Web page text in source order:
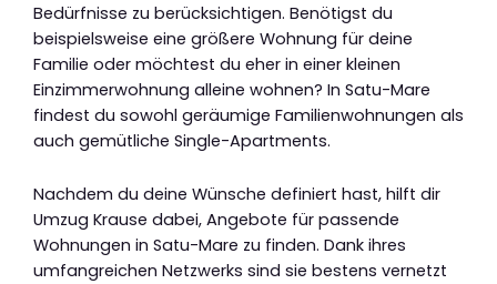
Bedürfnisse zu berücksichtigen. Benötigst du
beispielsweise eine größere Wohnung für deine
Familie oder möchtest du eher in einer kleinen
Einzimmerwohnung alleine wohnen? In Satu-Mare
findest du sowohl geräumige Familienwohnungen als
auch gemütliche Single-Apartments.
Nachdem du deine Wünsche definiert hast, hilft dir
Umzug Krause dabei, Angebote für passende
Wohnungen in Satu-Mare zu finden. Dank ihres
umfangreichen Netzwerks sind sie bestens vernetzt